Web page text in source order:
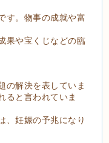
す。物事の成就や富
果や宝くじなどの臨
の解決を表していま
ると言われていま
、妊娠の予兆になり